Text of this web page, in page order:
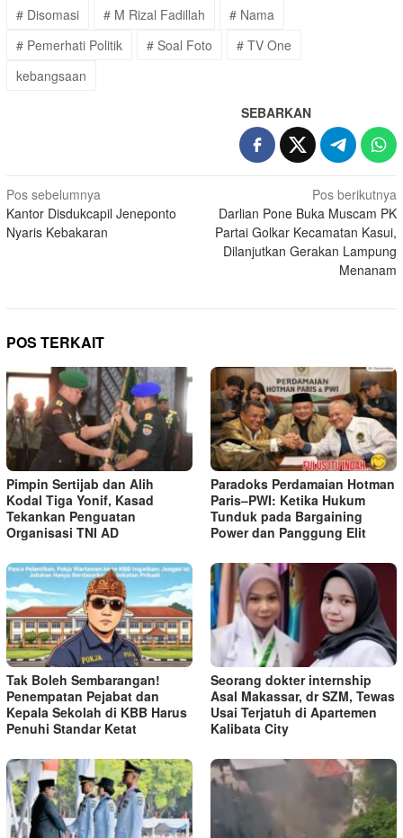
# Disomasi # M Rizal Fadillah
# Nama
# Pemerhati Politik
# Soal Foto
# TV One
kebangsaan
SEBARKAN
Navigasi
pos
Pos sebelumnya
Kantor Disdukcapil Jeneponto
Nyaris Kebakaran
Pos berikutnya
Darlian Pone Buka Muscam PK
Partai Golkar Kecamatan Kasui,
Dilanjutkan Gerakan Lampung
Menanam
POS TERKAIT
Pimpin Sertijab dan Alih
Kodal Tiga Yonif, Kasad
Tekankan Penguatan
Organisasi TNI AD
Paradoks Perdamaian Hotman
Paris–PWI: Ketika Hukum
Tunduk pada Bargaining
Power dan Panggung Elit
Tak Boleh Sembarangan!
Penempatan Pejabat dan
Kepala Sekolah di KBB Harus
Penuhi Standar Ketat ​
Seorang dokter internship
Asal Makassar, dr SZM, Tewas
Usai Terjatuh di Apartemen
Kalibata City